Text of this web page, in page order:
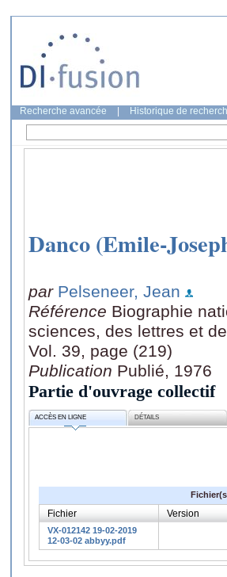
Recherche avancée Historique de
Danco (Emile-
par Pelseneer, Jean
Référence Biographie
sciences, des lettres et
Vol. 39, page (219)
Publication Publié, 1976
Partie d'ouvrage collectif
ACCÈS EN LIGNE DÉTAILS
Fichier Version
VX-012142 19-02-2019
12-03-02 abbyy.pdf